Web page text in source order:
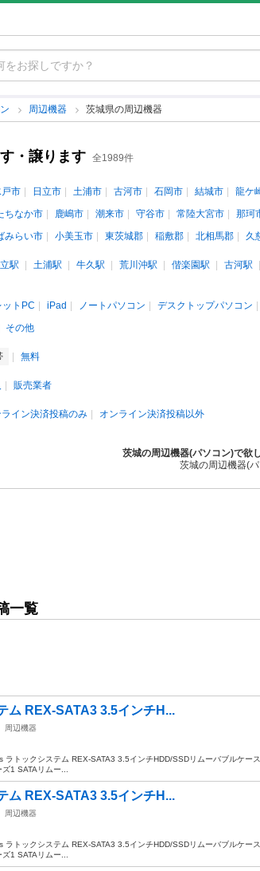
周辺機器 茨城県の周辺機器
・譲ります 全1989件
市 日立市 土浦市 古河市 石岡市 結城市 龍ケ
ちなか市 鹿嶋市 潮来市 守谷市 常陸大宮市 那珂
みらい市 小美玉市 東茨城郡 稲敷郡 北相馬郡 久
駅 土浦駅 牛久駅 荒川沖駅 偕楽園駅 古河駅
ットPC iPad ノートパソコン デスクトップパソコン
その他
無料
販売業者
ライン決済投稿のみ オンライン決済投稿以外
茨城の周辺機器(パソコン)で欲
茨城の周辺機器(
一覧
ム REX-SATA3 3.5インチH...
周辺機器
トックシステム REX-SATA3 3.5インチHDD/SSDリムーバブルケー
1 SATAリムー...
ム REX-SATA3 3.5インチH...
周辺機器
トックシステム REX-SATA3 3.5インチHDD/SSDリムーバブルケー
1 SATAリムー...